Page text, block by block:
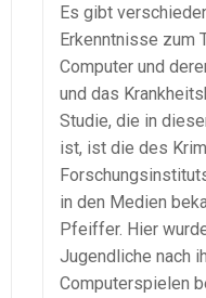
Es gibt
Erkenntnisse zum
Computer und
und das
Studie, die in
ist, ist die des
in den Medien
Pfeiffer. Hier
Jugendliche nach
Computerspielen